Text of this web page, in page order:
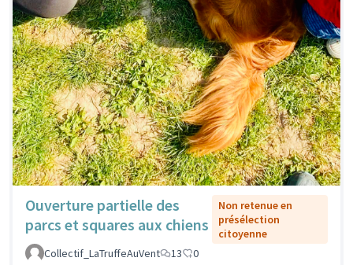
Ouverture partielle des
parcs et squares aux chiens
Non retenue en
présélection
citoyenne
Collectif_LaTruffeAuVent
13 0